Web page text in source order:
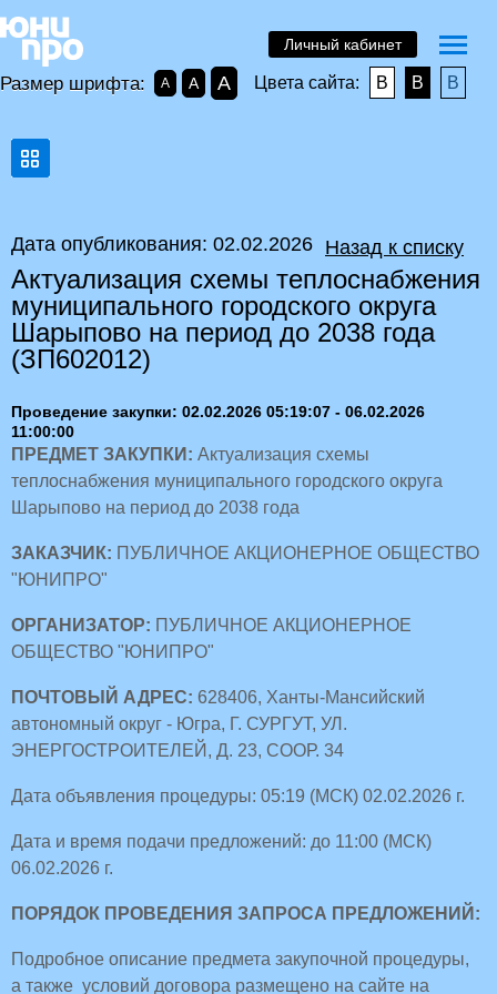
Размер шрифта: A A A Цвета сайта: B B B
Личный кабинет
Дата опубликования: 02.02.2026 Назад к списку
Актуализация схемы теплоснабжения
муниципального городского округа
Шарыпово на период до 2038 года
(ЗП602012)
Проведение закупки: 02.02.2026 05:19:07 - 06.02.2026
11:00:00
ПРЕДМЕТ ЗАКУПКИ: Актуализация схемы
теплоснабжения муниципального городского округа
Шарыпово на период до 2038 года
ЗАКАЗЧИК: ПУБЛИЧНОЕ АКЦИОНЕРНОЕ ОБЩЕСТВО
"ЮНИПРО"
ОРГАНИЗАТОР: ПУБЛИЧНОЕ АКЦИОНЕРНОЕ
ОБЩЕСТВО "ЮНИПРО"
ПОЧТОВЫЙ АДРЕС: 628406, Ханты-Мансийский
автономный округ - Югра, Г. СУРГУТ, УЛ.
ЭНЕРГОСТРОИТЕЛЕЙ, Д. 23, СООР. 34
Дата объявления процедуры: 05:19 (МСК) 02.02.2026 г.
Дата и время подачи предложений: до 11:00 (МСК)
06.02.2026 г.
ПОРЯДОК ПРОВЕДЕНИЯ ЗАПРОСА ПРЕДЛОЖЕНИЙ:
Подробное описание предмета закупочной процедуры,
а также условий договора размещено на сайте на